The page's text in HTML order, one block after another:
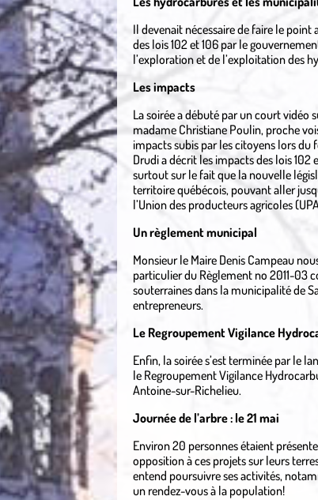
Il devenait nécessaire de faire le point
des lois 102 et 106 par le
l’exploration et de l’exploitation des
Les impacts
La soirée a débuté par un court vidéo
madame Christiane Poulin, proche
impacts subis par les citoyens lors du
Drudi a décrit les impacts des lois
surtout sur le fait que la nouvelle
territoire québécois, pouvant aller
l’Union des producteurs agricoles
Un règlement municipal
Monsieur le Maire Denis Campeau
particulier du Règlement no 2011-03
souterraines dans la municipalité de
entrepreneurs.
Le Regroupement Vigilance
Enfin, la soirée s’est terminée par le
le Regroupement Vigilance
Antoine-sur-Richelieu.
Journée de l’arbre : le 21 mai
Environ 20 personnes étaient
opposition à ces projets sur leurs
entend poursuivre ses activités,
un rendez-vous à la population!